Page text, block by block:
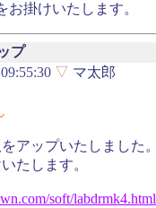
お掛けいたします。
プ
▽ マ太郎
アップいたしました。
たします。
com/soft/labdrmk4.html